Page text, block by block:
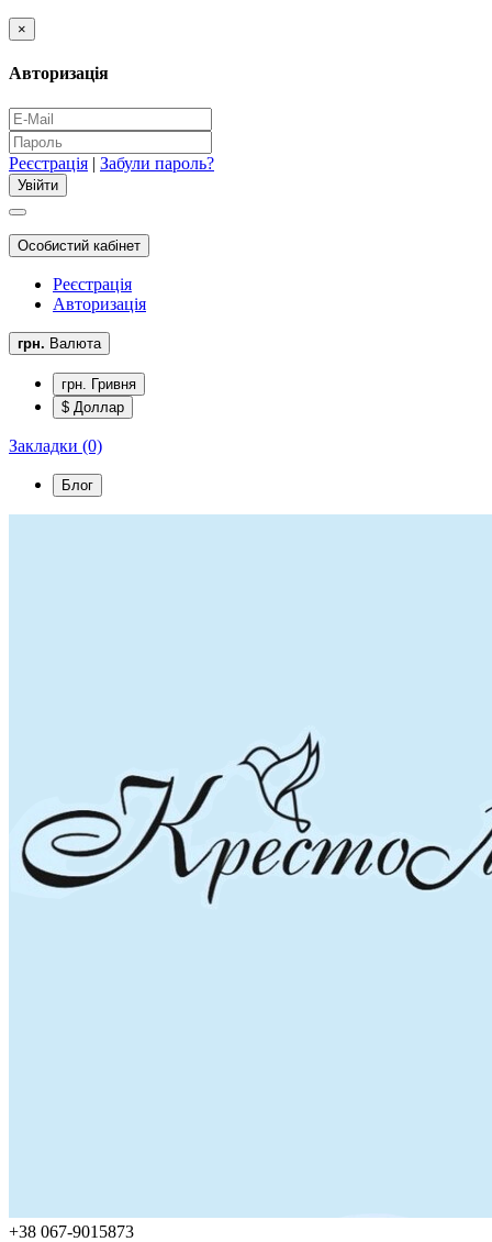
×
Авторизація
Реєстрація | Забули пароль?
Особистий кабінет
Реєстрація
Авторизація
грн. Валюта
грн. Гривня
$ Доллар
Закладки (0)
Блог
+38 067-9015873